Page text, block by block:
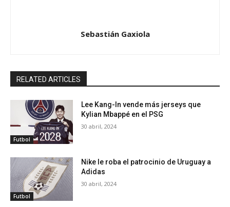
Sebastián Gaxiola
RELATED ARTICLES
Futbol
Lee Kang-In vende más jerseys que
Kylian Mbappé en el PSG
30 abril, 2024
Futbol
Nike le roba el patrocinio de Uruguay a
Adidas
30 abril, 2024